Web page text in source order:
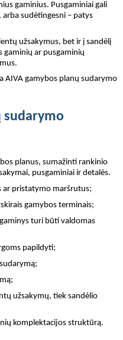
gaminius. Pusgaminiai gali
sudėtingesni – patys
užsakymus, bet ir į sandėlį
gaminių ar pusgaminių
AIVA gamybos planų sudarymo
sudarymo
planus, sumažinti rankinio
pusgaminiai ir detalės.
ar pristatymo maršrutus;
gamybos terminais;
turi būti valdomas
papildyti;
užsakymų, tiek sandėlio
komplektacijos struktūrą.